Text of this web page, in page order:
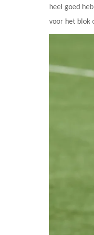
heel goed
voor het blok